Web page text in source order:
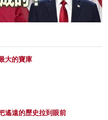
大的寶庫
遙遠的歷史拉到眼前